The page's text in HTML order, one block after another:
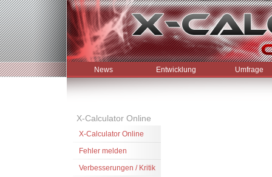
News Entwicklung Umfrage
X-Calculator Online
X-Calculator Online
Fehler melden
Verbesserungen / Kritik